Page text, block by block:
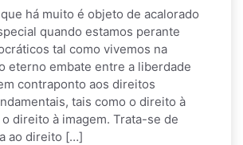
há muito é objeto de acalorado
quando estamos perante
tal como vivemos na
eterno embate entre a liberdade
contraponto aos direitos
tais como o direito à
direito à imagem. Trata-se de
ao direito […]